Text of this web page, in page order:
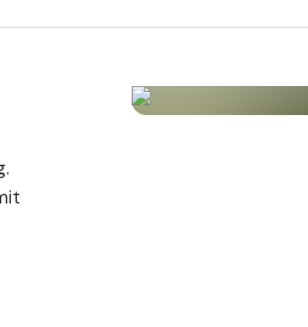
den Darmbakterien als
Gemeinsam
findet man in Obst- und
und Knoblauch, Topinambur,
es der geringe Gehalt an